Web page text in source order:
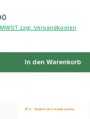
zzgl. Versandkosten
In den Warenkorb